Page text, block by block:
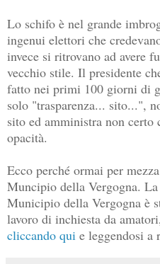
Lo schifo è nel grande
ingenui elettori che
invece si ritrovano ad avere
vecchio stile. Il presidente
fatto nei primi 100 giorni di
solo "trasparenza... sito...",
sito ed amministra non certo
opacità.
Ecco perché ormai per
Muncipio della Vergogna.
Municipio della Vergogna è
lavoro di inchiesta da
cliccando qui e leggendosi